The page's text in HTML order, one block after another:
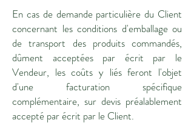
En cas de demande particulière du Client
concernant les conditions d'emballage ou
de transport des produits commandés,
dûment acceptées par écrit par le
Vendeur, les coûts y liés feront l'objet
d'une facturation spécifique
complémentaire, sur devis préalablement
accepté par écrit par le Client.